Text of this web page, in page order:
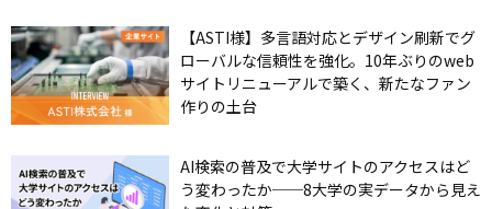
【ASTI様】多言語対応とデザイン刷新でグ
ローバルな信頼性を強化。10年ぶりのweb
サイトリニューアルで築く、新たなファン
作りの土台
AI検索の普及で大学サイトのアクセスはど
う変わったか──8大学の実データから見え